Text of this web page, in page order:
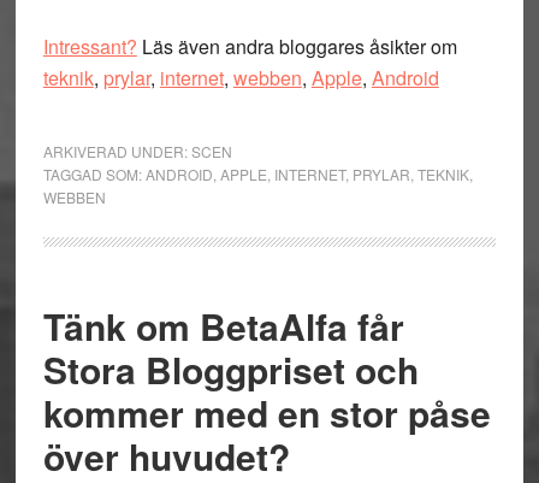
Intressant? Läs även andra bloggares åsikter om
teknik, prylar, internet, webben, Apple, Android
ARKIVERAD UNDER:SCEN
TAGGAD SOM:ANDROID APPLE INTERNET, PRYLAR TEKNIK,
WEBBEN
Tänk om BetaAlfa får
Stora Bloggpriset och
kommer med en stor påse
över huvudet?